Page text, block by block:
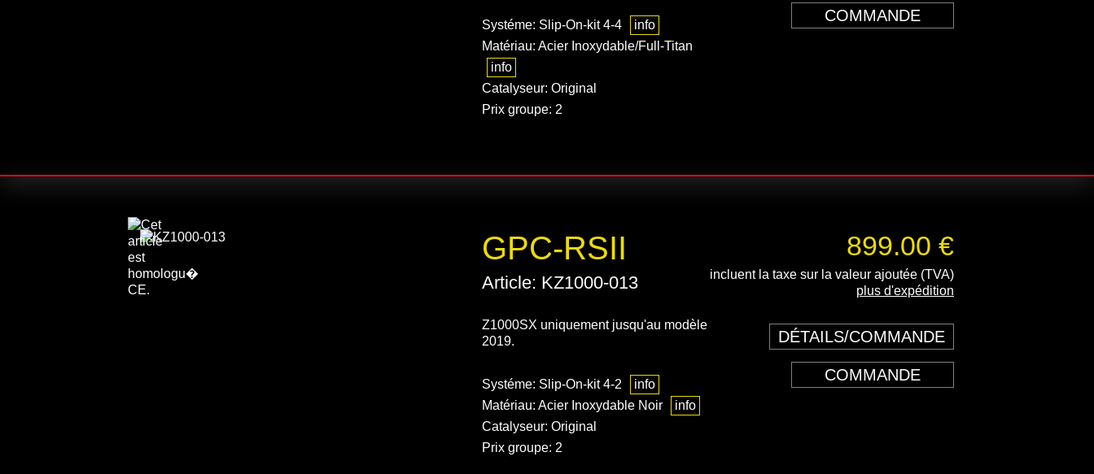
Systéme: Slip-On-kit 4-4 info
Matériau: Acier Inoxydable/Full-Titan
info
Catalyseur: Original
Prix groupe: 2
COMMANDE
GPC-RSII
Article: KZ1000-013
Z1000SX uniquement jusqu'au modèle
2019.
Systéme: Slip-On-kit 4-2 info
Matériau: Acier Inoxydable Noir info
Catalyseur: Original
Prix groupe: 2
899.00 €
incluent la taxe sur la valeur ajoutée (TVA)
plus d'expédition
DÉTAILS/COMMANDE
COMMANDE